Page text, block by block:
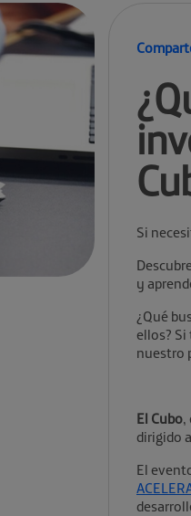
Si
y
¿Qué
ellos?
nuestro
El Cubo,
dirigido
El